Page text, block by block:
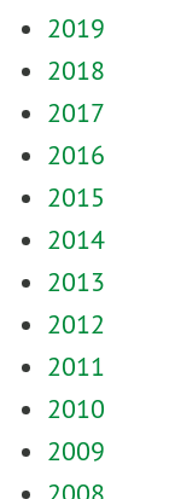
2019
2018
2017
2016
2015
2014
2013
2012
2011
2010
2009